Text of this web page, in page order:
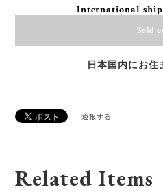
International
Sold
日本国内にお住
通報する
Related Items